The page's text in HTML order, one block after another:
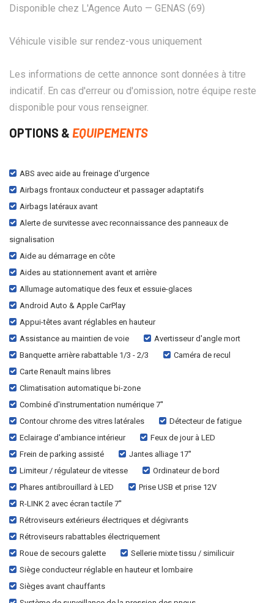
Disponible chez L'Agence Auto — GENAS (69)
Véhicule visible sur rendez-vous uniquement
Les informations de cette annonce sont données à titre
indicatif. En cas d'erreur ou d'omission, notre équipe reste
disponible pour vous renseigner.
OPTIONS & EQUIPEMENTS
ABS avec aide au freinage d'urgence
Airbags frontaux conducteur et passager adaptatifs
Airbags latéraux avant
Alerte de survitesse avec reconnaissance des panneaux de
signalisation
Aide au démarrage en côte
Aides au stationnement avant et arrière
Allumage automatique des feux et essuie-glaces
Android Auto & Apple CarPlay
Appui-têtes avant réglables en hauteur
Assistance au maintien de voie
Avertisseur d'angle mort
Banquette arrière rabattable 1/3 - 2/3
Caméra de recul
Carte Renault mains libres
Climatisation automatique bi-zone
Combiné d'instrumentation numérique 7''
Contour chrome des vitres latérales
Détecteur de fatigue
Eclairage d'ambiance intérieur
Feux de jour à LED
Frein de parking assisté
Jantes alliage 17''
Limiteur / régulateur de vitesse
Ordinateur de bord
Phares antibrouillard à LED
Prise USB et prise 12V
R-LINK 2 avec écran tactile 7''
Rétroviseurs extérieurs électriques et dégivrants
Rétroviseurs rabattables électriquement
Roue de secours galette
Sellerie mixte tissu / similicuir
Siège conducteur réglable en hauteur et lombaire
Sièges avant chauffants